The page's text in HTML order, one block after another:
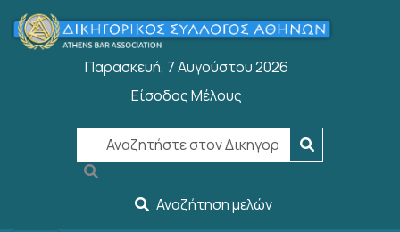
Παράκαμψη προς το κυρίως περιεχόμενο
Παρασκευή, 7 Αυγούστου 2026
User account menu
Είσοδος Μέλους
Αναζήτηση μελών